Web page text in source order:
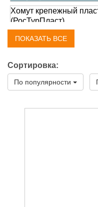
Хомут крепежный
(РосТурПласт)
Хомут крепежный
(РосТурПласт)
Хомут крепежный
(РосТурПласт)
Хомут крепежный
ПОКАЗАТЬ ВСЕ
Сортировка:
По популярности